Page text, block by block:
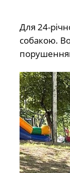
Для 24-
собакою.